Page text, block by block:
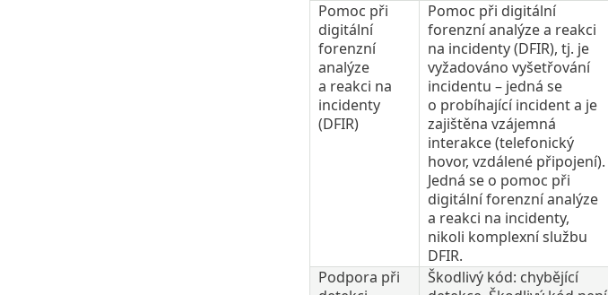
Pomoc při
digitální
forenzní
analýze
a reakci na
incidenty
(DFIR)​
Pomoc při digitální
forenzní analýze a reakci
na incidenty (DFIR), tj. je
vyžadováno vyšetřování
incidentu – jedná se
o probíhající incident a je
zajištěna vzájemná
interakce (telefonický
hovor, vzdálené připojení).
Jedná se o pomoc při
digitální forenzní analýze
a reakci na incidenty,
nikoli komplexní službu
DFIR.
Podpora při
Škodlivý kód: chybějící